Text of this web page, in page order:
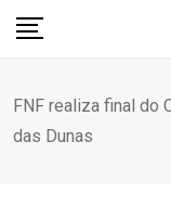
para
conteúdo
FNF realiza final do
das Dunas